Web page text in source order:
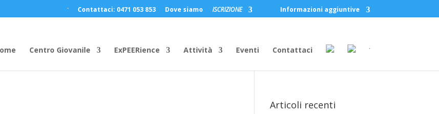
Contattaci: 0471 053 853 Dove siamo ISCRIZIONE Informazioni aggiuntive
Centro Giovanile ExPEERience Attività Eventi Contattaci
Articoli recenti